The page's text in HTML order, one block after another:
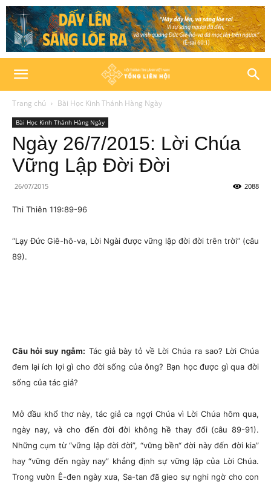
Trang chủ Bài Học Kinh Thánh Hàng Ngày
Bài Học Kinh Thánh Hàng Ngày
Ngày 26/7/2015: Lời Chúa
Vững Lập Đời Đời
26/07/2015 2088
Thi Thiên 119:89-96
“Lạy Đức Giê-hô-va, Lời Ngài được vững lập đời đời trên trời” (câu
89).
Câu hỏi suy ngẫm: Tác giả bày tỏ về Lời Chúa ra sao? Lời Chúa
đem lại ích lợi gì cho đời sống của ông? Bạn học được gì qua đời
sống của tác giả?
Mở đầu khổ thơ này, tác giả ca ngợi Chúa vì Lời Chúa hôm qua,
ngày nay, và cho đến đời đời không hề thay đổi (câu 89-91).
Những cụm từ “vững lập đời đời”, “vững bền“ đời này đến đời kia”
hay “vững đến ngày nay” khẳng định sự vững lập của Lời Chúa.
Trong vườn Ê-đen ngày xưa, Sa-tan đã gieo sự nghi ngờ cho con